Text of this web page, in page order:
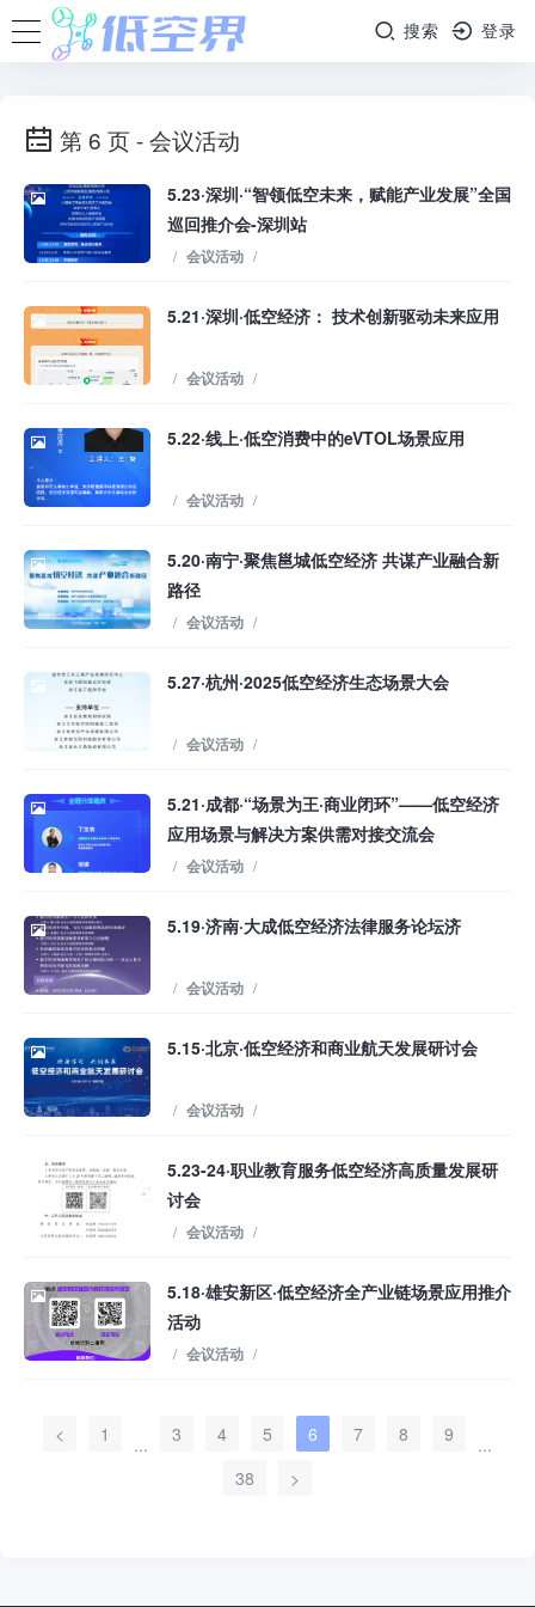
搜索 登录
第 6 页 - 会议活动
5.23·深圳·“智领低空未来，赋能产业发展”全国
巡回推介会-深圳站
/ 会议活动 /
5.21·深圳·低空经济： 技术创新驱动未来应用
/ 会议活动 /
5.22·线上·低空消费中的eVTOL场景应用
/ 会议活动 /
5.20·南宁·聚焦邕城低空经济 共谋产业融合新
路径
/ 会议活动 /
5.27·杭州·2025低空经济生态场景大会
/ 会议活动 /
5.21·成都·“场景为王·商业闭环”——低空经济
应用场景与解决方案供需对接交流会
/ 会议活动 /
5.19·济南·大成低空经济法律服务论坛济
/ 会议活动 /
5.15·北京·低空经济和商业航天发展研讨会
/ 会议活动 /
5.23-24·职业教育服务低空经济高质量发展研
讨会
/ 会议活动 /
5.18·雄安新区·低空经济全产业链场景应用推介
活动
/ 会议活动 /
< 1 ... 3 4 5 6 7 8 9
...
38
>